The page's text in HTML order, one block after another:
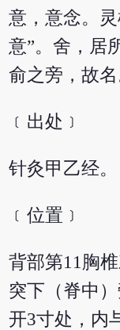
意，意念。
意”。舍，居
俞之旁，故名
﹝出处﹞
针灸甲乙经。
﹝位置﹞
背部第11胸
突下（脊中
开3寸处，内